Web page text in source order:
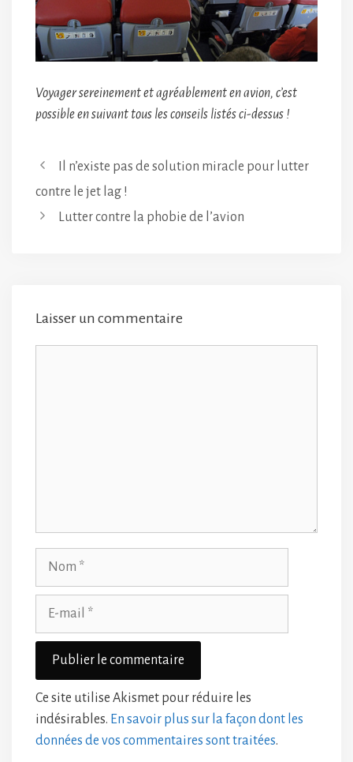
Voyager sereinement et agréablement en avion, c’est
possible en suivant tous les conseils listés ci-dessus !
Il n’existe pas de solution miracle pour lutter
contre le jet lag !
Lutter contre la phobie de l’avion
Laisser un commentaire
Ce site utilise Akismet pour réduire les
indésirables. En savoir plus sur la façon dont les
données de vos commentaires sont traitées.